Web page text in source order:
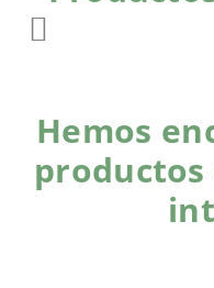
Hemos